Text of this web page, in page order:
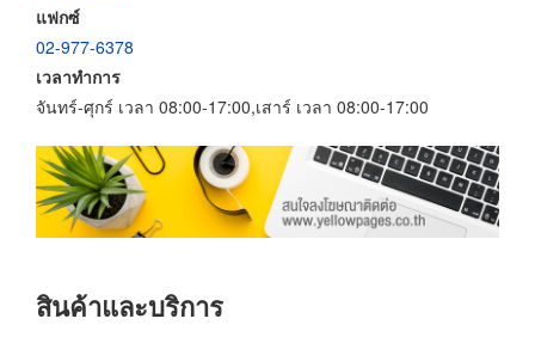
แฟกซ์
02-977-6378
เวลาทำการ
จันทร์-ศุกร์ เวลา 08:00-17:00,เสาร์ เวลา 08:00-17:00
สินค้าและบริการ